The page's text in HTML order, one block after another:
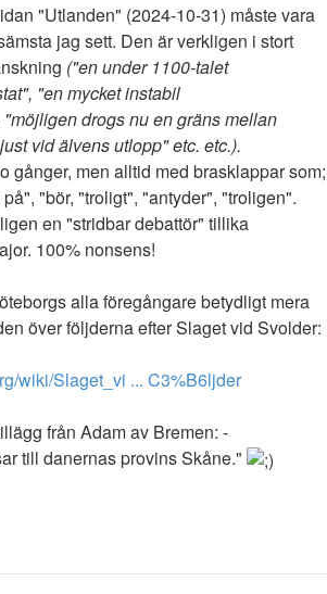
"Utlanden" (2024-10-31) måste vara
jag sett. Den är verkligen i stort
("en under 1100-talet
"en mycket instabil
drogs nu en gräns mellan
vid älvens utlopp" etc. etc.).
gånger, men alltid med brasklappar som;
"bör, "troligt", "antyder", "troligen".
en "stridbar debattör" tillika
100% nonsens!
alla föregångare betydligt mera
över följderna efter Slaget vid Svolder:
wiki/Slaget_vi ... C3%B6ljder
från Adam av Bremen: -
till danernas provins Skåne."